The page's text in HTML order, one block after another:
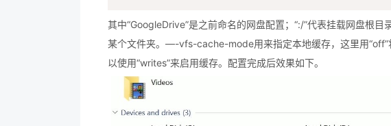
其中“GoogleDrive”是之前命名的网盘配置；“:/”代表挂载网盘根
某个文件夹。—-vfs-cache-mode用来指定本地缓存，这里用“off”
以使用“writes”来启用缓存。配置完成后效果如下。